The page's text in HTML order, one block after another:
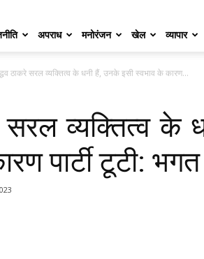
अपराध मनोरंजन खेल व्यापार
ठाकरे सरल व्यक्तित्व के धनी हैं, उनके इसी स्वभाव के कारण...
सरल व्यक्तित्व के
पार्टी टूटी: भगत